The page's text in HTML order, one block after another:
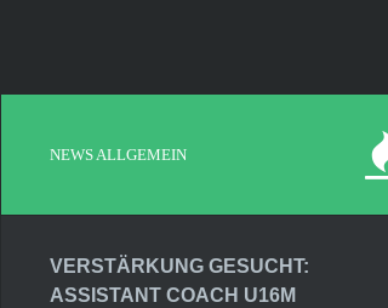
NEWS ALLGEMEIN
VERSTÄRKUNG GESUCHT:
ASSISTANT COACH U16M